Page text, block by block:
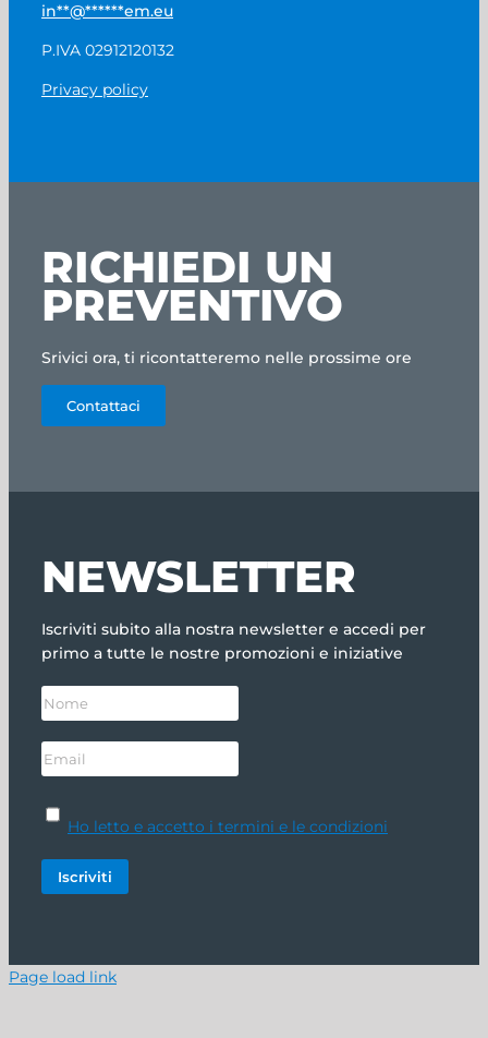
in**@******em.eu
P.IVA 02912120132
Privacy policy
RICHIEDI UN
PREVENTIVO
Srivici ora, ti ricontatteremo nelle prossime ore
Contattaci
NEWSLETTER
Iscriviti subito alla nostra newsletter e accedi per
primo a tutte le nostre promozioni e iniziative
Ho letto e accetto i termini e le condizioni
Page load link